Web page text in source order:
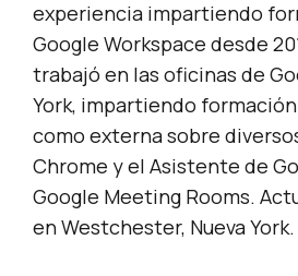
experiencia impartiendo
Google Workspace desde
trabajó en las oficinas de
York, impartiendo
como externa sobre
Chrome y el Asistente de
Google Meeting Rooms.
en Westchester, Nueva York.